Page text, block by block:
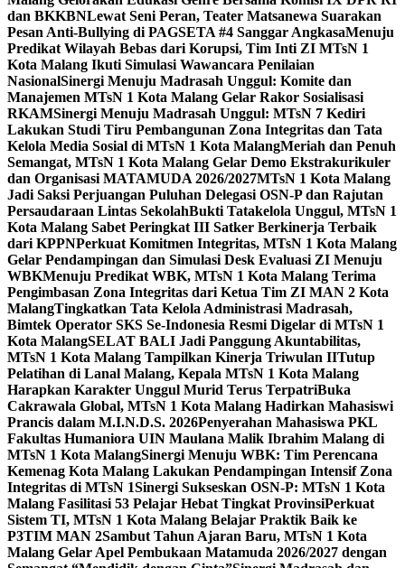
dan BKKBNLewat Seni Peran, Teater Matsanewa Suarakan
Pesan Anti-Bullying di PAGSETA #4 Sanggar AngkasaMenuju
Predikat Wilayah Bebas dari Korupsi, Tim Inti ZI MTsN 1
Kota Malang Ikuti Simulasi Wawancara Penilaian
NasionalSinergi Menuju Madrasah Unggul: Komite dan
Manajemen MTsN 1 Kota Malang Gelar Rakor Sosialisasi
RKAMSinergi Menuju Madrasah Unggul: MTsN 7 Kediri
Lakukan Studi Tiru Pembangunan Zona Integritas dan Tata
Kelola Media Sosial di MTsN 1 Kota MalangMeriah dan Penuh
Semangat, MTsN 1 Kota Malang Gelar Demo Ekstrakurikuler
dan Organisasi MATAMUDA 2026/2027MTsN 1 Kota Malang
Jadi Saksi Perjuangan Puluhan Delegasi OSN-P dan Rajutan
Persaudaraan Lintas SekolahBukti Tatakelola Unggul, MTsN 1
Kota Malang Sabet Peringkat III Satker Berkinerja Terbaik
dari KPPNPerkuat Komitmen Integritas, MTsN 1 Kota Malang
Gelar Pendampingan dan Simulasi Desk Evaluasi ZI Menuju
WBKMenuju Predikat WBK, MTsN 1 Kota Malang Terima
Pengimbasan Zona Integritas dari Ketua Tim ZI MAN 2 Kota
MalangTingkatkan Tata Kelola Administrasi Madrasah,
Bimtek Operator SKS Se-Indonesia Resmi Digelar di MTsN 1
Kota MalangSELAT BALI Jadi Panggung Akuntabilitas,
MTsN 1 Kota Malang Tampilkan Kinerja Triwulan IITutup
Pelatihan di Lanal Malang, Kepala MTsN 1 Kota Malang
Harapkan Karakter Unggul Murid Terus TerpatriBuka
Cakrawala Global, MTsN 1 Kota Malang Hadirkan Mahasiswi
Prancis dalam M.I.N.D.S. 2026Penyerahan Mahasiswa PKL
Fakultas Humaniora UIN Maulana Malik Ibrahim Malang di
MTsN 1 Kota MalangSinergi Menuju WBK: Tim Perencana
Kemenag Kota Malang Lakukan Pendampingan Intensif Zona
Integritas di MTsN 1Sinergi Sukseskan OSN-P: MTsN 1 Kota
Malang Fasilitasi 53 Pelajar Hebat Tingkat ProvinsiPerkuat
Sistem TI, MTsN 1 Kota Malang Belajar Praktik Baik ke
P3TIM MAN 2Sambut Tahun Ajaran Baru, MTsN 1 Kota
Malang Gelar Apel Pembukaan Matamuda 2026/2027 dengan